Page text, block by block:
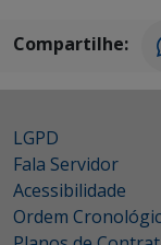
Compartilhe:
LGPD
Fala Servidor
Acessibilidade
Ordem